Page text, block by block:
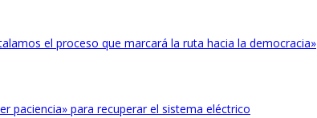
el proceso que marcará la ruta hacia la democracia»
paciencia» para recuperar el sistema eléctrico